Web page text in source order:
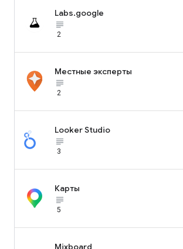
Labs.google
subject_black
2
Местные эксперты
subject_black
2
Looker Studio
subject_black
3
Карты
subject_black
5
Mixboard